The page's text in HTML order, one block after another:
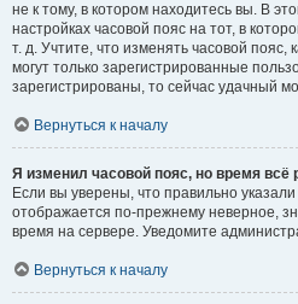
не к тому, в котором находитесь вы. В
настройках часовой пояс на тот, в
т. д. Учтите, что изменять часовой пояс,
могут только зарегистрированные
зарегистрированы, то сейчас удачный
Вернуться к началу
Я изменил часовой пояс, но время всё
Если вы уверены, что правильно
отображается по-прежнему неверное,
время на сервере. Уведомите
Вернуться к началу